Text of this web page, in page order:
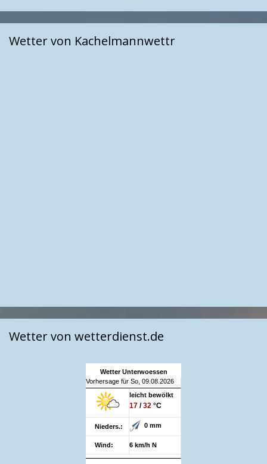
Wetter von Kachelmannwettr
Wetter von wetterdienst.de
Wetter Unterwoessen
Vorhersage für So, 09.08.2026
leicht bewölkt
17 /32 °C
Nieders.: 0 mm
Wind: 6 km/h N